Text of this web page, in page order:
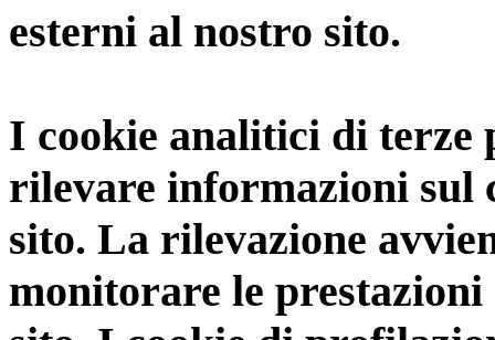
esterni al nostro sito.
I cookie analitici di terze
rilevare informazioni sul
sito. La rilevazione
monitorare le